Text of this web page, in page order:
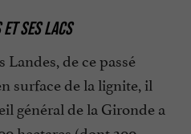
SES LACS
de ce passé
surface de la lignite, il
général de la Gironde a